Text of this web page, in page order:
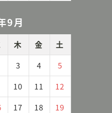
9月
木 金
土
3 4
5
10 11
12
17 18
19